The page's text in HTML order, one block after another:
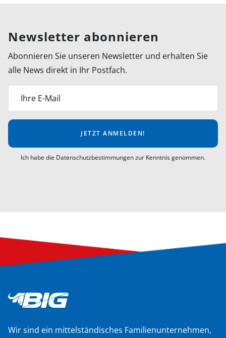
Newsletter abonnieren
Abonnieren Sie unseren Newsletter und erhalten Sie
alle News direkt in Ihr Postfach.
Ihre E-Mail
JETZT ANMELDEN!
Ich habe die Datenschutzbestimmungen zur Kenntnis genommen.
Wir sind ein mittelständisches Familienunternehmen,